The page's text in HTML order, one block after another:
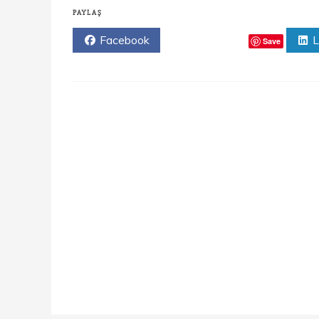
PAYLAŞ
Facebook Save